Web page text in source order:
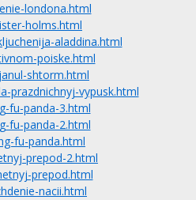
londona.html
holms.html
aladdina.html
poiske.html
shtorm.html
prazdnichnyj-vypusk.html
fu-panda-3.html
fu-panda-2.html
fu-panda.html
prepod-2.html
prepod.html
nacii.html